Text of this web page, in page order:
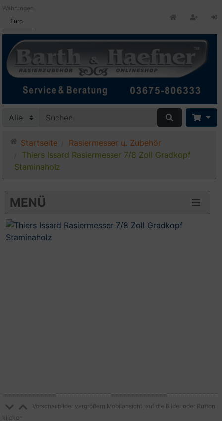
Währungen
Euro
Startseite
Rasiermesser u. Zubehör
Thiers Issard Rasiermesser 7/8 Zoll Gradkopf
Staminaholz
MENÜ
Vorschaubilder vergrößern Mobilansicht, auf die Bilder oder Button
klicken